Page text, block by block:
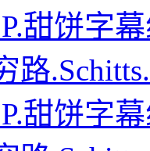
甜饼字
路
甜饼字